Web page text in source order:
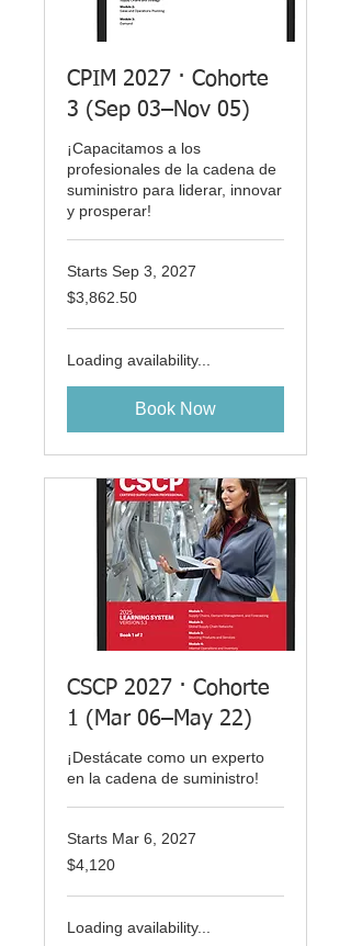
CPIM 2027 · Cohorte
3 (Sep 03–Nov 05)
¡Capacitamos a los
profesionales de la cadena de
suministro para liderar, innovar
y prosperar!
Starts Sep 3, 2027
3,862.50
US
$3,862.50
Loading availability...
Book Now
CSCP 2027 · Cohorte
1 (Mar 06–May 22)
¡Destácate como un experto
en la cadena de suministro!
Starts Mar 6, 2027
4,120
US
$4,120
Loading availability...